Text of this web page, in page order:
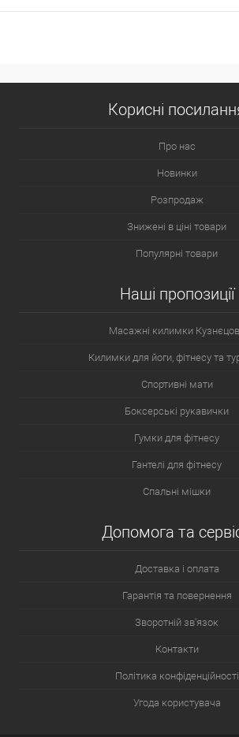
Корисні
Про нас
Новинки
Розпродаж
Знижені в ціні товари
Популярні товари
Наші пропозиції
Масажні килимки
Килимки для йоги, фітнесу та
Спортивні мати
Боксерські рукавички
Гумки для фітнесу
Гантелі для фітнесу
Спальні мішки
Допомога та
Доставка і оплата
Гарантія та повернення
Зворотній зв'язок
Контакти
Політика конфіденційності
Угода користувача